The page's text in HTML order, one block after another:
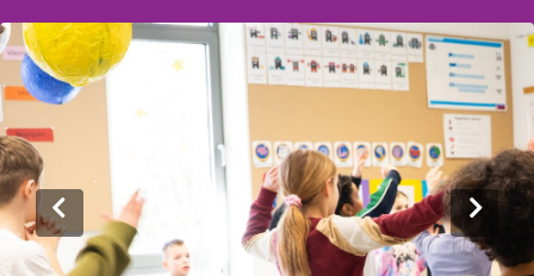
Praktisch
Ouders
SAAM*
Contact